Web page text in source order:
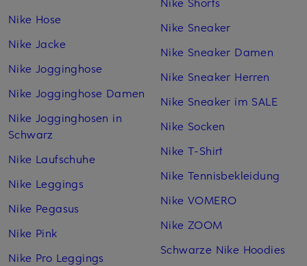
Nike Hose
Nike Jacke
Nike Jogginghose
Nike Jogginghose Damen
Nike Jogginghosen in
Schwarz
Nike Laufschuhe
Nike Leggings
Nike Pegasus
Nike Pink
Nike Pro Leggings
Nike Sneaker
Nike Sneaker Damen
Nike Sneaker Herren
Nike Sneaker im SALE
Nike Socken
Nike T-Shirt
Nike Tennisbekleidung
Nike VOMERO
Nike ZOOM
Schwarze Nike Hoodies